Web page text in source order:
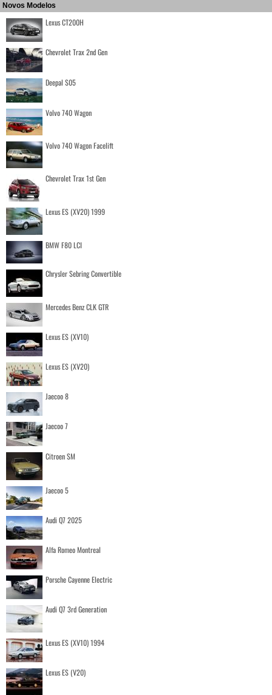
Novos Modelos
Lexus CT200H
Chevrolet Trax 2nd Gen
Deepal S05
Volvo 740 Wagon
Volvo 740 Wagon Facelift
Chevrolet Trax 1st Gen
Lexus ES (XV20) 1999
BMW F80 LCI
Chrysler Sebring Convertible
Mercedes Benz CLK GTR
Lexus ES (XV10)
Lexus ES (XV20)
Jaecoo 8
Jaecoo 7
Citroen SM
Jaecoo 5
Audi Q7 2025
Alfa Romeo Montreal
Porsche Cayenne Electric
Audi Q7 3rd Generation
Lexus ES (XV10) 1994
Lexus ES (V20)